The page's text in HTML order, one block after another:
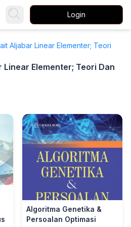
Login
Aljabar Linear Elementer; Teori
Elementer; Teori Dan
Algoritma Genetika &
Persoalan Optimasi